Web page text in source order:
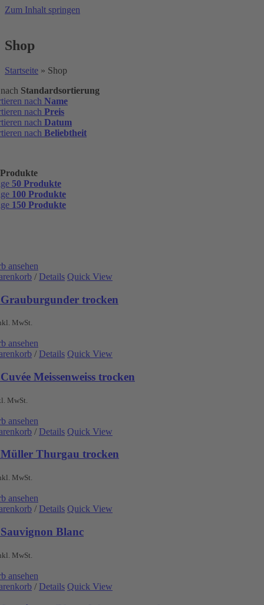
Zum Inhalt springen
Shop
Startseite » Shop
Standardsortierung
nach Name
nach Preis
nach Datum
nach Beliebtheit
50 Produkte
100 Produkte
150 Produkte
ansehen
/ Details Quick View
trocken
MwSt.
ansehen
/ Details Quick View
Meissenweiss trocken
MwSt.
ansehen
/ Details Quick View
Thurgau trocken
MwSt.
ansehen
/ Details Quick View
Blanc
MwSt.
ansehen
/ Details Quick View